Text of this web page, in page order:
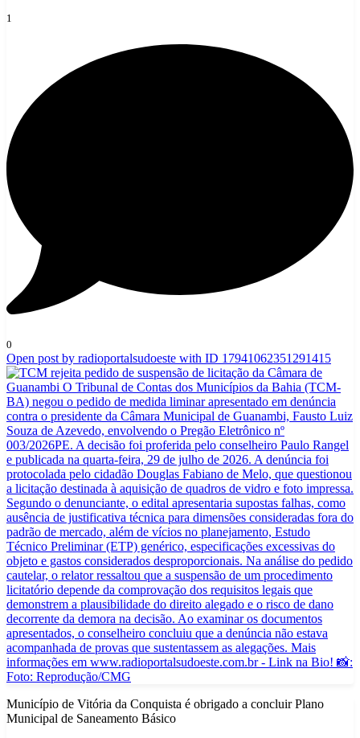
1
0
Open post by radioportalsudoeste with ID 17941062351291415
Município de Vitória da Conquista é obrigado a concluir Plano
Municipal de Saneamento Básico